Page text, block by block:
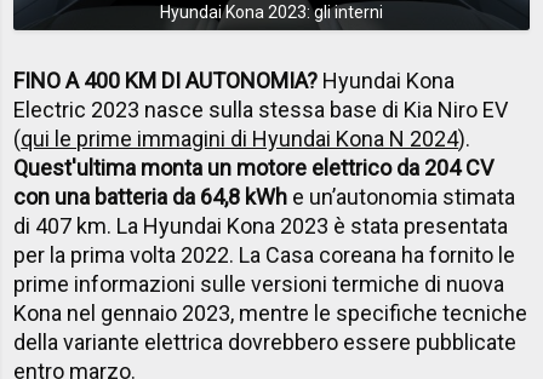
Hyundai Kona 2023: gli interni
FINO A 400 KM DI AUTONOMIA? Hyundai Kona
Electric 2023 nasce sulla stessa base di Kia Niro EV
(qui le prime immagini di Hyundai Kona N 2024).
Quest'ultima monta un motore elettrico da 204 CV
con una batteria da 64,8 kWh e un’autonomia stimata
di 407 km. La Hyundai Kona 2023 è stata presentata
per la prima volta 2022. La Casa coreana ha fornito le
prime informazioni sulle versioni termiche di nuova
Kona nel gennaio 2023, mentre le specifiche tecniche
della variante elettrica dovrebbero essere pubblicate
entro marzo.